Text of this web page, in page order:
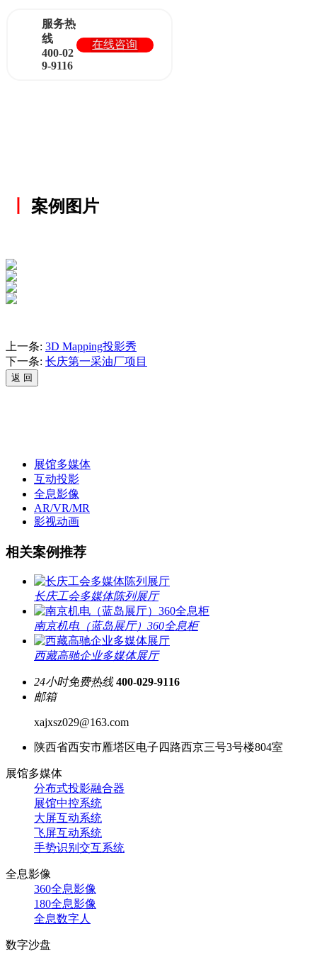
服务热
线
400-02
9-9116
在线咨询
案例图片
上一条: 3D Mapping投影秀
下一条: 长庆第一采油厂项目
展馆多媒体
互动投影
全息影像
AR/VR/MR
影视动画
相关案例推荐
长庆工会多媒体陈列展厅
南京机电（蓝岛展厅）360全息柜
西藏高驰企业多媒体展厅
24小时免费热线 400-029-9116
邮箱
xajxsz029@163.com
陕西省西安市雁塔区电子四路西京三号3号楼804室
展馆多媒体
分布式投影融合器
展馆中控系统
大屏互动系统
飞屏互动系统
手势识别交互系统
全息影像
360全息影像
180全息影像
全息数字人
数字沙盘